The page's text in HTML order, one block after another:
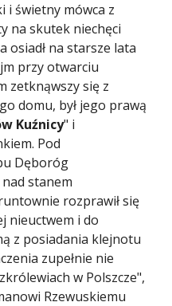
i świetny mówca z
na skutek niechęci
osiadł na starsze lata
przy otwarciu
zetknąwszy się z
domu, był jego prawą
Kuźnicy" i
Pod
Dęboróg
stanem
rozprawił się
nieuctwem i do
z posiadania klejnotu
zupełnie nie
w Polszcze",
Rzewuskiemu